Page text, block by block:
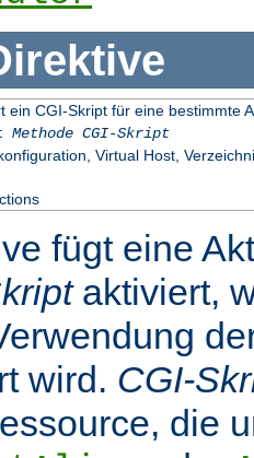
ein CGI-Skript für eine bestimmte
Methode CGI-Skript
Virtual Host,
fügt eine
aktiviert,
wird. CGI-
die